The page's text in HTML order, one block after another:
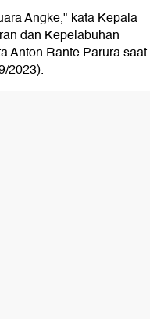
Angke," kata Kepala
dan Kepelabuhan
Anton Rante Parura saat
2023).